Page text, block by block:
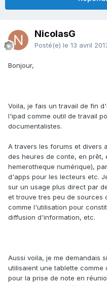
NicolasG
Posté(e) le 13 avril
Bonjour,
Voila, je fais un travail de fin
l'ipad comme outil de travail
documentalistes.
A travers les forums et divers
des heures de conte, en prêt,
hemerotheque numérique),
d'apps pour les lecteurs etc.
sur un usage plus direct par
et trouve tres peu de sources
comme l'utilisation pour
diffusion d'information, etc.
Aussi voila, je me demandais
utilisaient une tablette comme
pour la prise de note en